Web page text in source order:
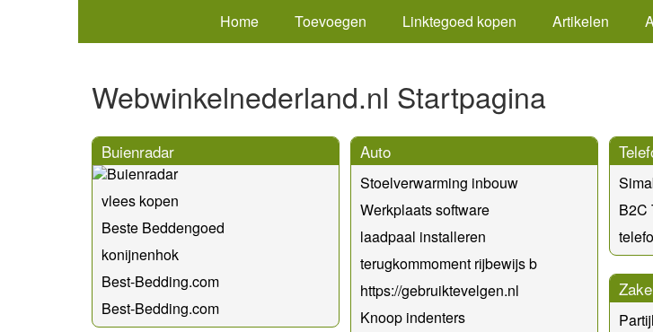
Home Toevoegen Linktegoed kopen Artikelen
Webwinkelnederland.nl Startpagina
Buienradar
vlees kopen
Beste Beddengoed
konijnenhok
Best-Bedding.com
Best-Bedding.com
Auto
Stoelverwarming inbouw
Werkplaats software
laadpaal installeren
terugkommoment rijbewijs b
https://gebruiktevelgen.nl
Knoop indenters
B2C